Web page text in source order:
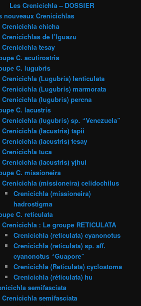
Les Crenicichla – DOSSIER
nouveaux Crenicichlas
Crenicichla chicha
Crenicichlas de l’Iguazu
Crenicichla tesay
C. acutirostris
C. lugubris
Crenicichla (Lugubris) lenticulata
Crenicichla (Lugubris) marmorata
Crenicichla (lugubris) percna
C. lacustris
Crenicichla (lugubris) sp. “Venezuela”
Crenicichla (lacustris) tapii
Crenicichla (lacustris) tesay
Crenicichla tuca
Crenicichla (lacustris) yjhui
C. missioneira
Crenicichla (missioneira) celidochilus
Crenicichla (missioneira)
hadrostigma
C. reticulata
Crenicichla : Le groupe RETICULATA
Crenicichla (reticulata) cyanonotus
Crenicichla (reticulata) sp. aff.
cyanonotus “Guapore”
Crenicichla (Reticulata) cyclostoma
Crenicichla (réticulata) hu
semifasciata
Crenicichla semifasciata